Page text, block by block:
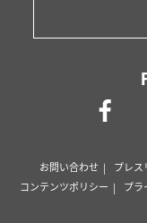
お問い合わせ プレス
コンテンツポリシー
プラ